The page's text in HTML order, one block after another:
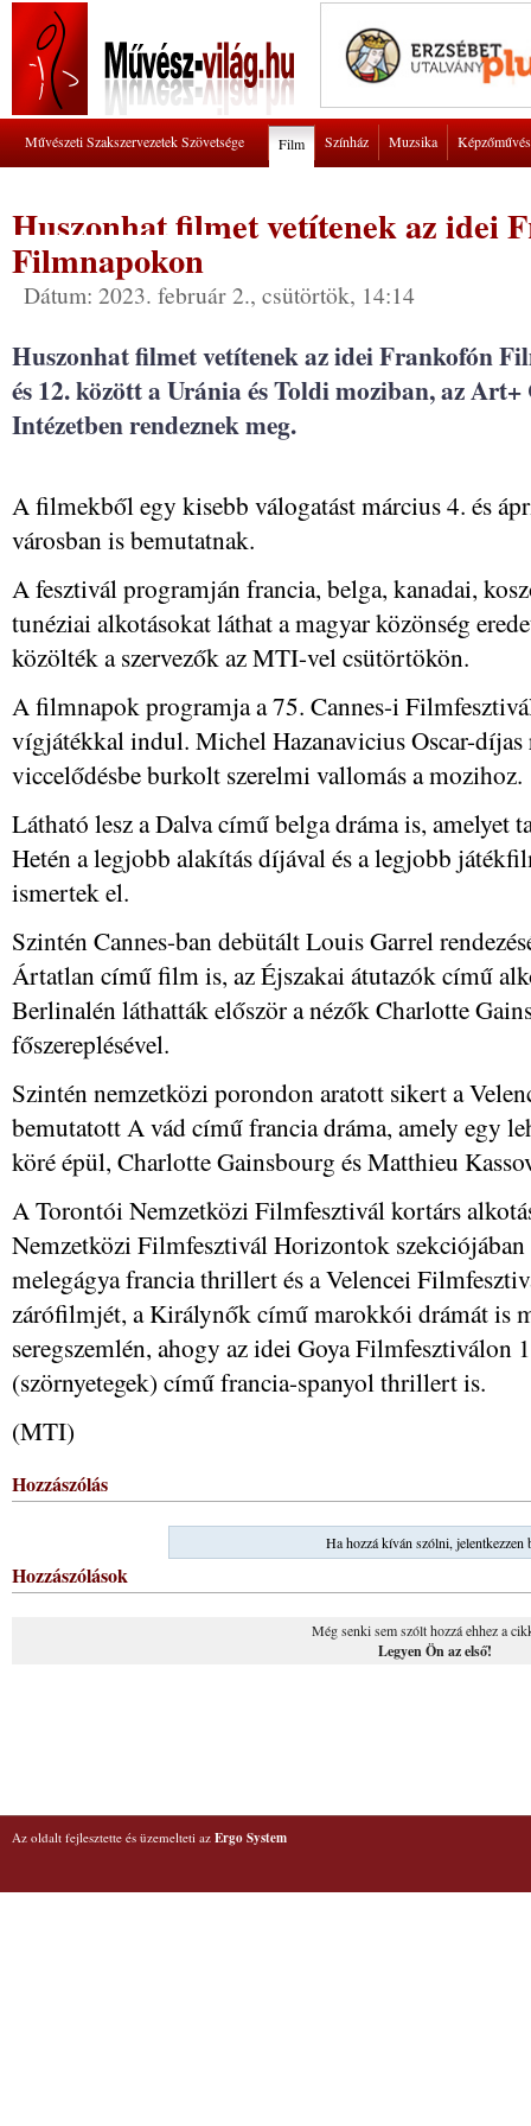
Művészeti Szakszervezetek Szövetsége Film Színház Muzsika
Huszonhat filmet vetítenek az idei
Filmnapokon
Dátum: 2023. február 2., csütörtök, 14:14
Huszonhat filmet vetítenek az idei Frankofón
és 12. között a Uránia és Toldi moziban, az
Intézetben rendeznek meg.
A filmekből egy kisebb válogatást március 4. és
városban is bemutatnak.
A fesztivál programján francia, belga, kanadai,
tunéziai alkotásokat láthat a magyar közönség
közölték a szervezők az MTI-vel csütörtökön.
A filmnapok programja a 75. Cannes-i
vígjátékkal indul. Michel Hazanavicius Oscar-díjas
viccelődésbe burkolt szerelmi vallomás a mozihoz.
Látható lesz a Dalva című belga dráma is, amelyet
Hetén a legjobb alakítás díjával és a legjobb
ismertek el.
Szintén Cannes-ban debütált Louis Garrel
Ártatlan című film is, az Éjszakai átutazók című
Berlinalén láthatták először a nézők Charlotte
főszereplésével.
Szintén nemzetközi porondon aratott sikert a
bemutatott A vád című francia dráma, amely egy
köré épül, Charlotte Gainsbourg és Matthieu
A Torontói Nemzetközi Filmfesztivál kortárs
Nemzetközi Filmfesztivál Horizontok
melegágya francia thrillert és a Velencei
zárófilmjét, a Királynők című marokkói drámát is
seregszemlén, ahogy az idei Goya Filmfesztiválon
(szörnyetegek) című francia-spanyol thrillert is.
(MTI)
Hozzászólás
Ha hozzá kíván szólni, jelentkezzen
Hozzászólások
Még senki sem szólt hozzá ehhez a
Legyen Ön az első!
Az oldalt fejlesztette és üzemelteti az Ergo System